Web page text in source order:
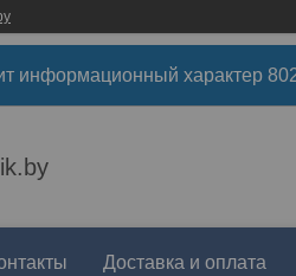
информационный характер
Доставка и оплата